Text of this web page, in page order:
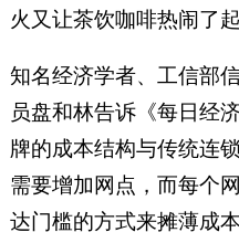
火又让茶饮咖啡热闹了起
知名经济学者、工信部
员盘和林告诉《每日经
牌的成本结构与传统连
需要增加网点，而每个
达门槛的方式来摊薄成本